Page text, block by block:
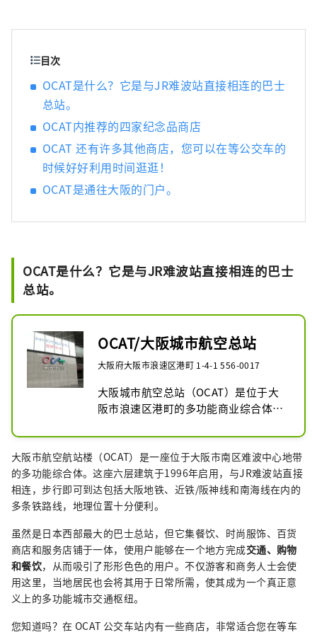
各个年龄段人们休闲放松的理想场所。
目次
OCAT是什么？它是与JR难波站直接相连的巴士
总站。
OCAT内推荐的四家纪念品商店
OCAT 还有许多其他商店，您可以在等公交车的
时候好好利用时间逛逛！
OCAT是通往大阪的门户。
OCAT是什么？它是与JR难波站直接相连的巴士
总站。
OCAT/大阪城市航空总站
大阪府大阪市浪速区港町 1-4-1 556-0017
大阪城市航空总站（OCAT）是位于大
阪市浪速区港町的多功能商业综合体。
场巴士总站，并与JR难波站直通。六层
高的商业楼层还设有商店、餐厅和信息
中心。OCAT也是音乐表演的常客，而
户外的Ponte广场则是大阪年轻街舞爱
好者练习和交流的场所。
大阪市航空航站楼（OCAT）是一座位于大阪市南区难波中心地带
的多功能综合体。这座六层建筑于1996年启用，与JR难波站直接
相连，步行即可到达包括大阪地铁、近铁/阪神线和南海线在内的
多条铁路线，地理位置十分便利。
虽然是日本西部最大的巴士总站，但它集餐饮、时尚服饰、百货
商店和服务店铺于一体，使用户能够在一个地方完成交通、购物
和餐饮，从而吸引了形形色色的用户。不仅游客和商务人士会使
用这里，当地居民也会将其用于日常所需，使其成为一个真正意
义上的多功能城市交通枢纽。
您知道吗？在 OCAT 公交车站内有一些商店，非常适合您在等车